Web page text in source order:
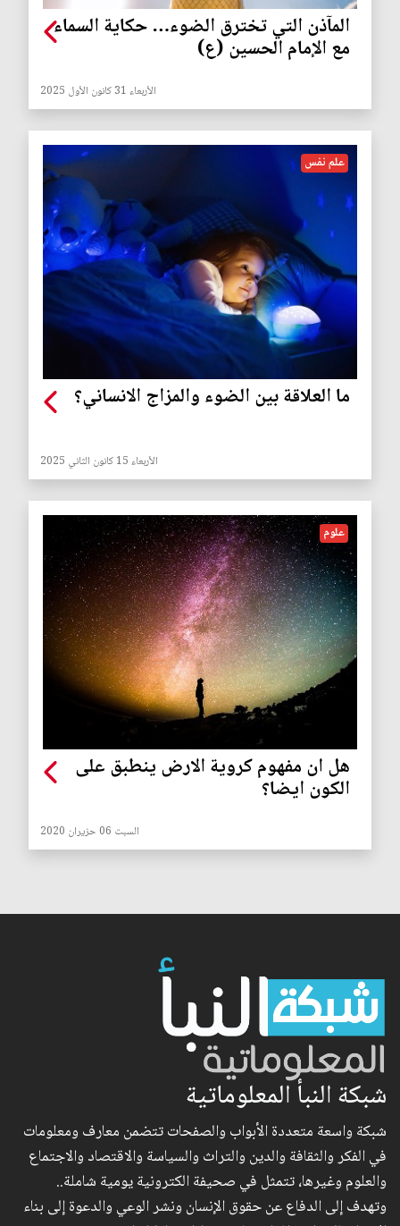
المآذن التي تخترق الضوء… حكاية السماء
مع الإمام الحسين (ع)
الأربعاء 31 كانون الأول 2025
علم نفس
ما العلاقة بين الضوء والمزاج الانساني؟
الأربعاء 15 كانون الثاني 2025
علوم
هل ان مفهوم كروية الارض ينطبق على
الكون ايضا؟
السبت 06 حزيران 2020
شبكة النبأ المعلوماتية
شبكة واسعة متعددة الأبواب والصفحات تتضمن معارف ومعلومات
في الفكر والثقافة والدين والتراث والسياسة والاقتصاد والاجتماع
والعلوم وغيرها، تتمثل في صحيفة الكترونية يومية شاملة..
وتهدف إلى الدفاع عن حقوق الإنسان ونشر الوعي والدعوة إلى بناء